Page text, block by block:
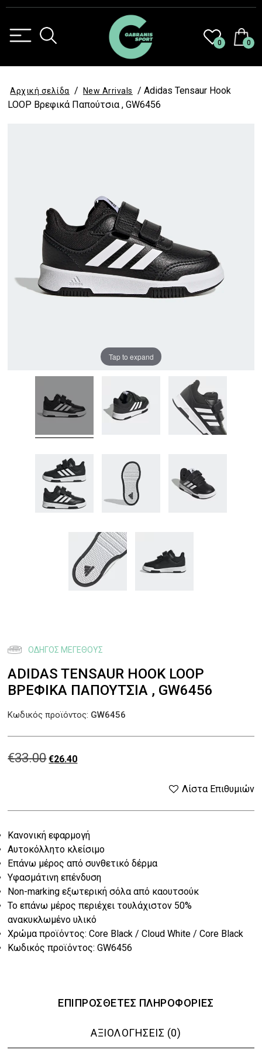
0 0
Αρχική σελίδα / New Arrivals
/ Adidas Tensaur Hook
LOOP Βρεφικά Παπούτσια , GW6456
Tap to expand
ADIDAS TENSAUR HOOK LOOP
ΒΡΕΦΙΚΆ ΠΑΠΟΎΤΣΙΑ , GW6456
€33.00Original
was:
€33.00.
€26.40Η
τιμή
είναι:
€26.40.
ΟΔΗΓΌΣ ΜΕΓΈΘΟΥΣ
Κανονική εφαρμογή
Αυτοκόλλητο κλείσιμο
Επάνω μέρος από συνθετικό δέρμα
Υφασμάτινη επένδυση
Non-marking εξωτερική σόλα από καουτσούκ
Το επάνω μέρος περιέχει τουλάχιστον 50%
ανακυκλωμένο υλικό
Χρώμα προϊόντος: Core Black / Cloud White / Core Black
Κωδικός προϊόντος: GW6456
Λίστα Επιθυμιών
Κωδικός προϊόντος: GW6456
ΕΠΙΠΡΌΣΘΕΤΕΣ ΠΛΗΡΟΦΟΡΊΕΣ
ΑΞΙΟΛΟΓΉΣΕΙΣ (0)